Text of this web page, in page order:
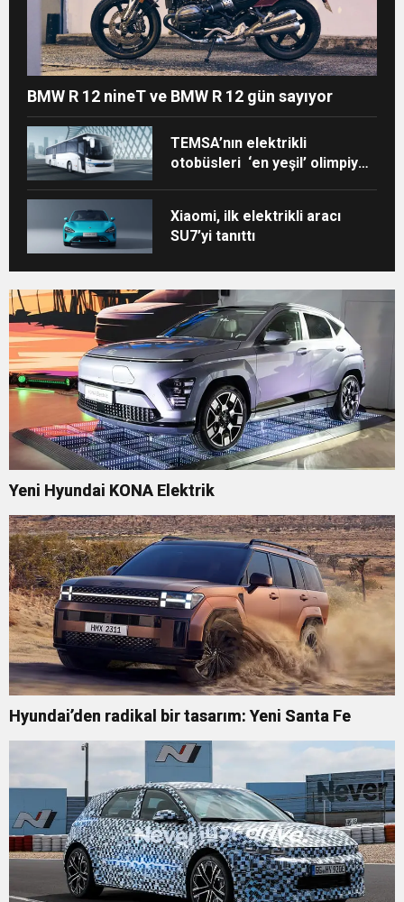
BMW R 12 nineT ve BMW R 12 gün sayıyor
TEMSA’nın elektrikli
otobüsleri ‘en yeşil’ olimpiyat
Xiaomi, ilk elektrikli aracı
SU7’yi tanıttı
Yeni Hyundai KONA Elektrik
Hyundai’den radikal bir tasarım: Yeni Santa Fe